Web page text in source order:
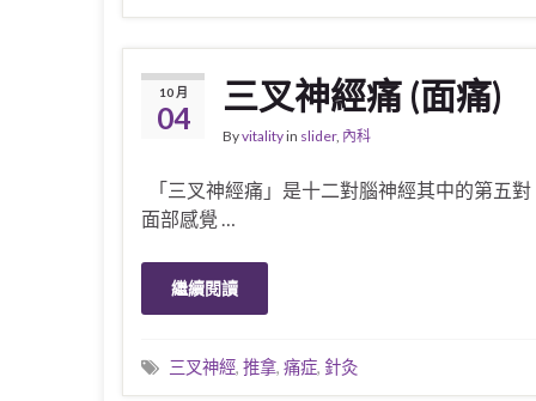
10 月
04
三叉神經痛 (面痛)
Byvitalityin slider, 內科
「三叉神經痛」是十二對腦神經其中的第五
面部感覺 …
繼續閱讀
三叉神經, 推拿, 痛症, 針灸